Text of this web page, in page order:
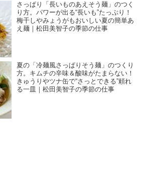
さっぱり「長いものあえそう麺」のつく
り方。パワーが出る“長いも”たっぷり！
梅干しやみょうがもおいしい夏の簡単あ
え麺｜松田美智子の季節の仕事
夏の「冷麺風さっぱりそう麺」のつくり
方。キムチの辛味＆酸味がたまらない！
きゅうりやツナ缶で“さっとできる”頼れ
る一皿｜松田美智子の季節の仕事